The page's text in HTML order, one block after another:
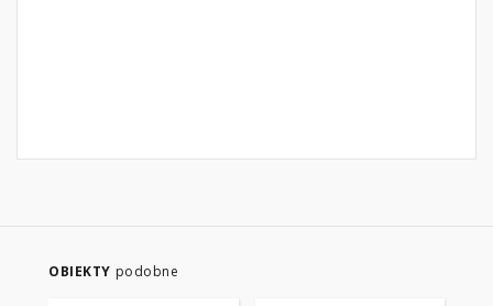
OBIEKTY podobne